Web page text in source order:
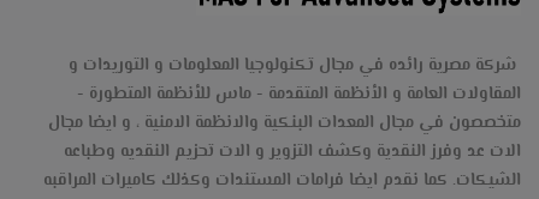
النقود-
عدادة-
شركة
سبورة
ذكية,بروجكتر,أنظمة
شركة مصرية رائده في مجال تكنولوجيا المعلومات و التوريدات و
المقاولات العامة و الأنظمة المتقدمة - ماس للأنظمة المتطورة -
متخصصون في مجال المعدات البنكية والانظمة الامنية ، و ايضا مجال
الات عد وفرز النقدية وكشف التزوير و الات تحزيم النقديه وطباعه
الشيكات. كما نقدم ايضا فرامات المستندات وكذلك كاميرات المراقبه